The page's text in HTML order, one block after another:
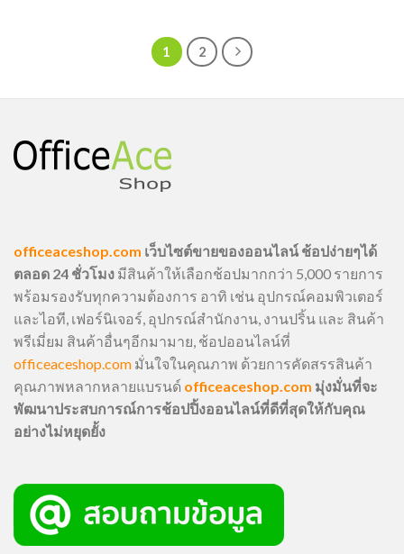
1 2
officeaceshop.com เว็บไซต์ขายของออนไลน์ ช้อปง่ายๆได้
ตลอด 24 ชั่วโมง มีสินค้าให้เลือกช้อปมากกว่า 5,000 รายการ
พร้อมรองรับทุกความต้องการ อาทิ เช่น อุปกรณ์คอมพิวเตอร์
และไอที, เฟอร์นิเจอร์, อุปกรณ์สำนักงาน, งานปริ้น และ สินค้า
พรีเมี่ยม สินค้าอื่นๆอีกมามาย, ช้อปออนไลน์ที่
officeaceshop.com มั่นใจในคุณภาพ ด้วยการคัดสรรสินค้า
คุณภาพหลากหลายแบรนด์ officeaceshop.com มุ่งมั่นที่จะ
พัฒนาประสบการณ์การช้อปปิ้งออนไลน์ที่ดีที่สุดให้กับคุณ
อย่างไม่หยุดยั้ง